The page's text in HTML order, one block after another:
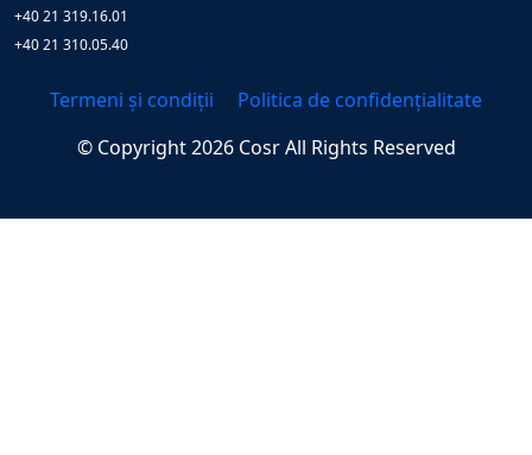
+40 21 319.16.01
+40 21 310.05.40
Termeni și condiții
Politica de confidențialitate
© Copyright2026 CosrAll Rights Reserved